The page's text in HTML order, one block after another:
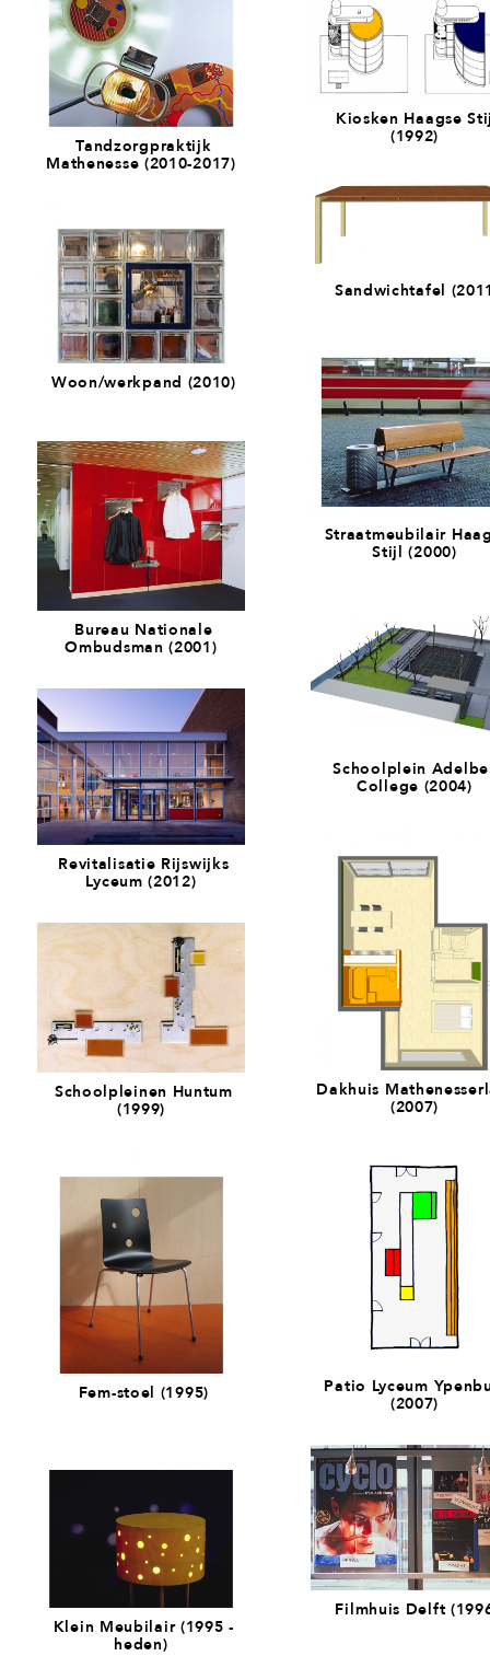
Tandzorgpraktijk
Mathenesse (2010-2017)
Woon/werkpand (2010)
Bureau Nationale
Ombudsman (2001)
Revitalisatie Rijswijks
Lyceum (2012)
Schoolpleinen Huntum
(1999)
Fem-stoel (1995)
Klein Meubilair (1995 -
heden)
Kiosken Haagse
(1992)
Sandwichtafel
Straatmeubilair
Stijl (2000)
Schoolplein
College (2004)
Dakhuis
(2007)
Patio Lyceum
(2007)
Filmhuis Delft